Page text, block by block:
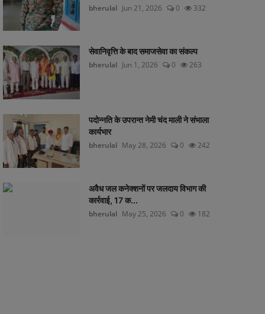
bherulal Jun 21, 2026 0 332
सेवानिवृत्ति के बाद समाजसेवा का संकल्प
bherulal Jun 1, 2026 0 263
पदोन्नति के उपरान्त नेमी चंद माली ने संभाला
कार्यभार
bherulal May 28, 2026 0 242
अवैध जल कनेक्शनों पर जलदाय विभाग की
कार्रवाई, 17 क...
bherulal May 25, 2026 0 182